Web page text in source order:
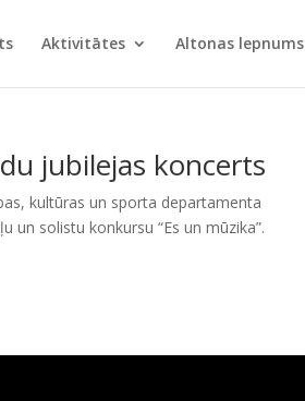
Aktivitātes Altonas lepnums
jubilejas koncerts
kultūras un sporta departamenta
un solistu konkursu “Es un mūzika”.